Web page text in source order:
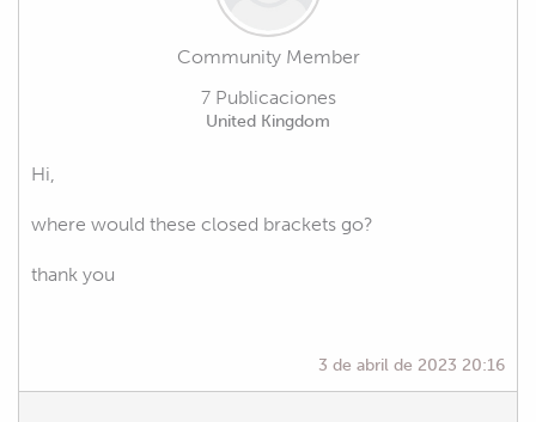
Community Member
7 Publicaciones
United Kingdom
Hi,
where would these closed brackets go?
thank you
3 de abril de 2023 20:16